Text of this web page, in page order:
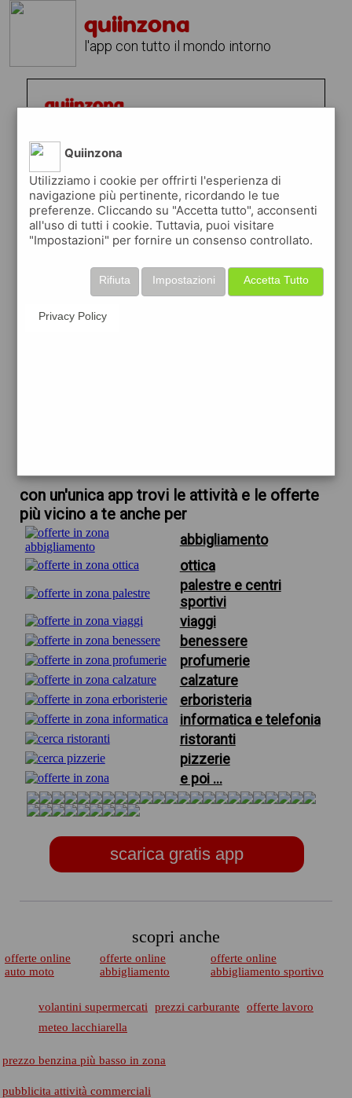
quiinzona
l'app con tutto il mondo intorno
con un'unica app trovi le attività e le offerte
più vicino a te anche per
abbigliamento
ottica
palestre e centri
sportivi
viaggi
benessere
profumerie
calzature
erboristeria
informatica e telefonia
ristoranti
pizzerie
e poi ...
scarica gratis app
scopri anche
offerte online
auto moto
offerte online
abbigliamento
offerte online
abbigliamento sportivo
volantini supermercati prezzi carburante
offerte lavoro
meteo lacchiarella
prezzo benzina più basso in zona
pubblicita attività commerciali
Quiinzona
Utilizziamo i cookie per offrirti l'esperienza di
navigazione più pertinente, ricordando le tue
preferenze. Cliccando su "Accetta tutto", acconsenti
all'uso di tutti i cookie. Tuttavia, puoi visitare
"Impostazioni" per fornire un consenso controllato.
Accetta Tutto
Impostazioni
Rifiuta
Privacy Policy